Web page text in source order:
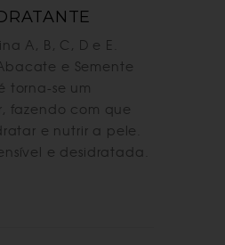
A, B, C, D e E.
e Semente
torna-se um
fazendo com que
e nutrir a pele.
e desidratada.